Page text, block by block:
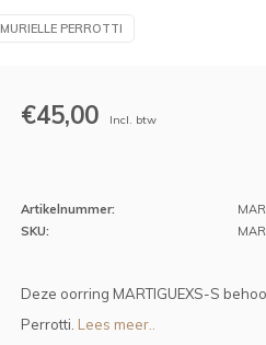
MURIELLE PERROTTI
€45,00 Incl. btw
Artikelnummer:
SKU:
Deze oorring MARTIGUEXS-S
Perrotti. Lees meer..